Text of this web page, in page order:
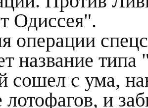
Одиссея".
операции
название типа
сошел с ума,
лотофагов, и